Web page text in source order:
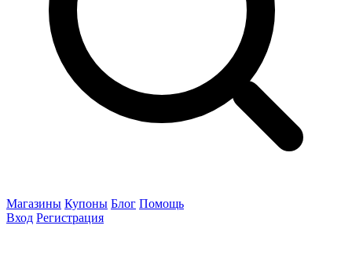
Магазины Купоны Блог Помощь
Вход Регистрация